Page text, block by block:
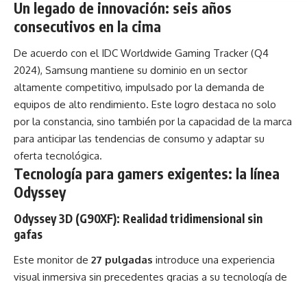
Un legado de innovación: seis años
consecutivos en la cima
De acuerdo con el IDC Worldwide Gaming Tracker (Q4
2024), Samsung mantiene su dominio en un sector
altamente competitivo, impulsado por la demanda de
equipos de alto rendimiento. Este logro destaca no solo
por la constancia, sino también por la capacidad de la marca
para anticipar las tendencias de consumo y adaptar su
oferta tecnológica.
Tecnología para gamers exigentes: la línea
Odyssey
Odyssey 3D (G90XF): Realidad tridimensional sin
gafas
Este monitor de 27 pulgadas introduce una experiencia
visual inmersiva sin precedentes gracias a su tecnología de